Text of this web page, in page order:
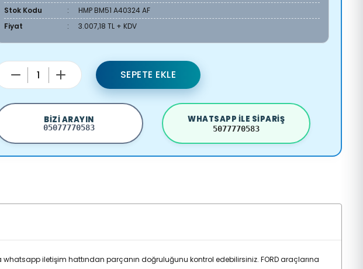
Stok Kodu
HMP BM51 A40324 AF
Fiyat
3.007,18 TL + KDV
SEPETE EKLE
BIZI ARAYIN
05077770583
WHATSAPP ILE SIPARIŞ
5077770583
whatsapp iletişim hattından parçanın doğruluğunu kontrol edebilirsiniz. FORD araçlarına